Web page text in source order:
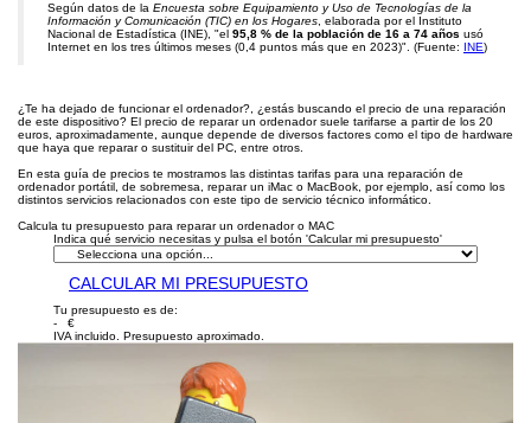
Según datos de la Encuesta sobre Equipamiento y Uso de Tecnologías de la
Información y Comunicación (TIC) en los Hogares , elaborada por el Instituto
Nacional de Estadística (INE), "el 95,8 % de la población de 16 a 74 años usó
Internet en los tres últimos meses (0,4 puntos más que en 2023)". (Fuente: INE)
¿Te ha dejado de funcionar el ordenador?, ¿estás buscando el precio de una reparación
de este dispositivo? El precio de reparar un ordenador suele tarifarse a partir de los 20
euros, aproximadamente, aunque depende de diversos factores como el tipo de hardware
que haya que reparar o sustituir del PC, entre otros.
En esta guía de precios te mostramos las distintas tarifas para una reparación de
ordenador portátil, de sobremesa, reparar un iMac o MacBook, por ejemplo, así como los
distintos servicios relacionados con este tipo de servicio técnico informático.
Calcula tu presupuesto para reparar un ordenador o MAC
Indica qué servicio necesitas y pulsa el botón 'Calcular mi presupuesto'
CALCULAR MI PRESUPUESTO
Tu presupuesto es de:
- €
IVA incluido. Presupuesto aproximado.